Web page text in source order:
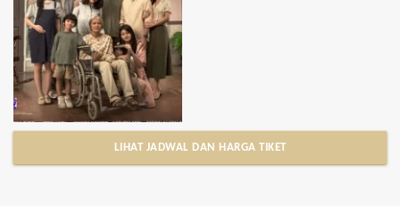
LIHAT JADWAL DAN HARGA TIKET